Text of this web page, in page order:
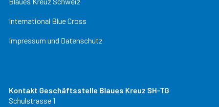
International Blue Cross
Impressum und Datenschutz
Kontakt Geschäftsstelle Blaues Kreuz SH-TG
Schulstrasse 1